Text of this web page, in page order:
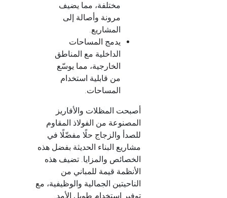
مختلفة، مما يضيف
مرونة وأصالة إلى
المشاريع.
يدمج المساحات
الداخلية مع المناطق
الخارجية، مما يوسّع
من قابلية استخدام
المساحات.
أصبحت المظلات والأفاريز
المصنوعة من الفولاذ المقاوم
للصدأ والزجاج حلًا مفضّلًا في
مشاريع البناء الحديثة بفضل هذه
الخصائص والمزايا. تضيف هذه
الأنظمة قيمة للمباني من
الناحيتين الجمالية والوظيفية، مع
توفير استخدام طويل الأمد.